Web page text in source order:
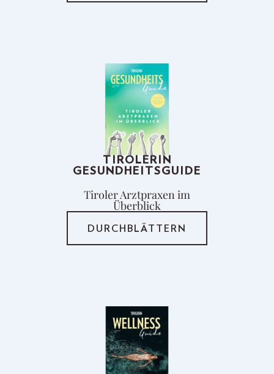
TIROLERIN
GESUNDHEITSGUIDE
Tiroler Arztpraxen im
Überblick
DURCHBLÄTTERN